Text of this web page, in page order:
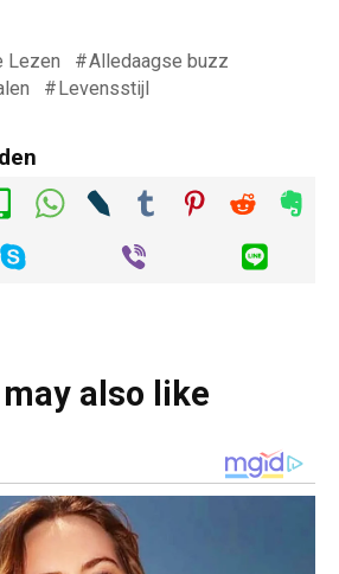
Lezen
Alledaagse buzz
Levensstijl
also like